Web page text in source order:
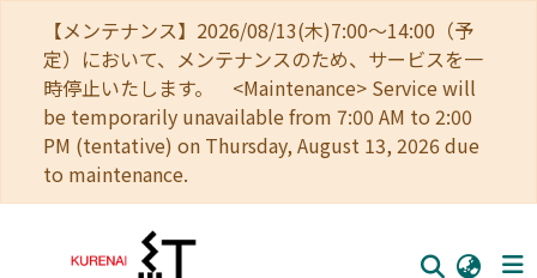
【メンテナンス】2026/08/13(木)7:00～14:00（予
定）において、メンテナンスのため、サービスを一
時停止いたします。 <Maintenance> Service will
be temporarily unavailable from 7:00 AM to 2:00
PM (tentative) on Thursday, August 13, 2026 due
to maintenance.